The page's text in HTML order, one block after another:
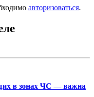
авторизоваться.
в зонах ЧС — важна